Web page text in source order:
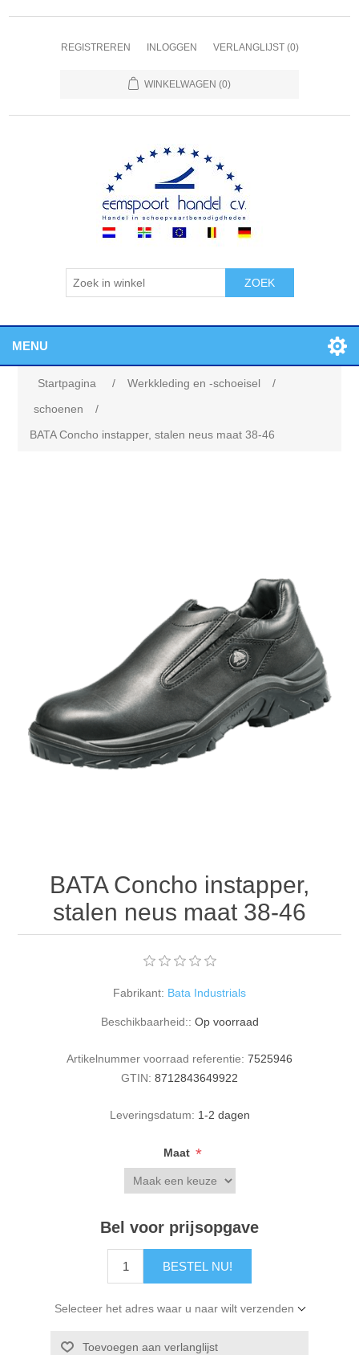
REGISTREREN INLOGGEN VERLANGLIJST (0)
WINKELWAGEN (0)
ZOEK
MENU
Startpagina / Werkkleding en -schoeisel
/
schoenen
/
BATA Concho instapper, stalen neus maat 38-46
BATA Concho instapper,
stalen neus maat 38-46
Fabrikant: Bata Industrials
Beschikbaarheid:: Op voorraad
Artikelnummer voorraad referentie: 7525946
GTIN: 8712843649922
Leveringsdatum: 1-2 dagen
Maat *
Bel voor prijsopgave
BESTEL NU!
Selecteer het adres waar u naar wilt verzenden
Toevoegen aan verlanglijst